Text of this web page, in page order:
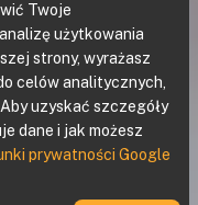
Twoje
użytkowania
strony, wyrażasz
celów analitycznych,
Aby uzyskać szczegóły
dane i jak możesz
prywatności Google